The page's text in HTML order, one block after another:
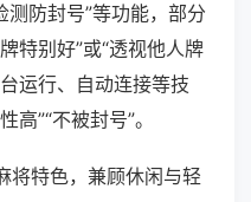
测防封号”等功能，部分
特别好”或“透视他人牌
运行、自动连接等技
”“不被封号”。
将特色，兼顾休闲与轻